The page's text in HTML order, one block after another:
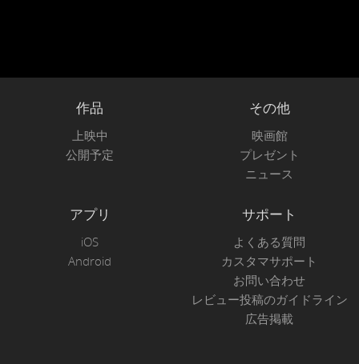
作品
上映中
公開予定
その他
映画館
プレゼント
ニュース
アプリ
iOS
Android
サポート
よくある質問
カスタマサポート
お問い合わせ
レビュー投稿のガイドライン
広告掲載